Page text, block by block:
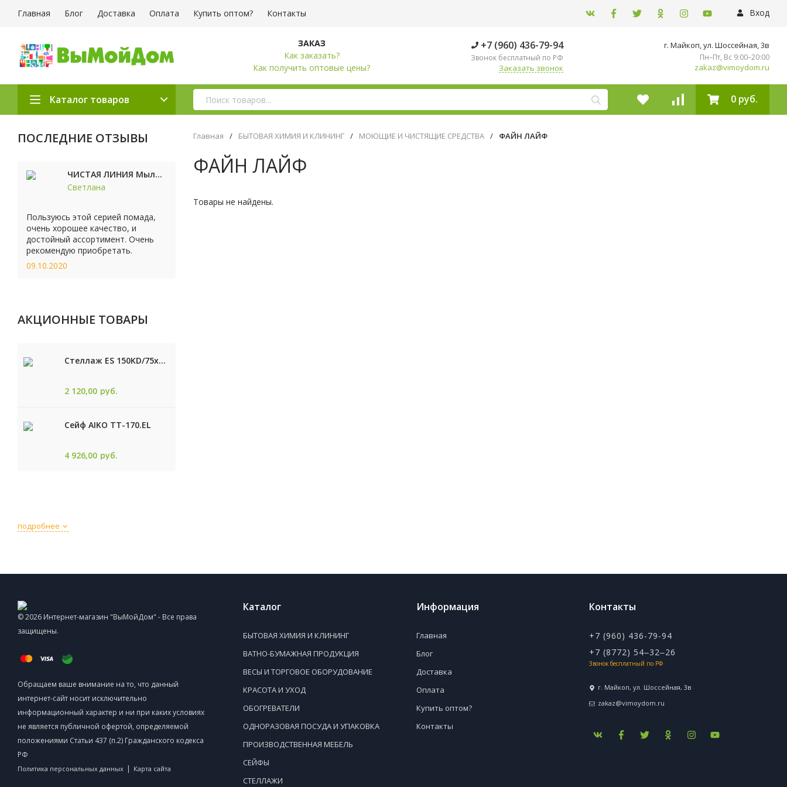
Главная Блог Доставка Оплата Купить оптом? Контакты Вход
ЗАКАЗ
Как заказать?
Как получить оптовые цены?
+7 (960) 436-79-94
Звонок бесплатный по РФ
Заказать звонок
г. Майкоп, ул. ​Шоссейная, 3в
Пн–Пт, Вс 9:00–20:00
zakaz@vimoydom.ru
Каталог товаров 0 руб.
ПОСЛЕДНИЕ ОТЗЫВЫ
ЧИСТАЯ ЛИНИЯ Мыло косметическое Персик 90г
Светлана
Пользуюсь этой серией помада,
очень хорошее качество, и
достойный ассортимент. Очень
рекомендую приобретать.
09.10.2020
АКЦИОННЫЕ ТОВАРЫ
Стеллаж ES 150KD/75x30/4 оцинк
2 120,00 руб.
Сейф AIKO TТ-170.EL
4 926,00 руб.
Главная / БЫТОВАЯ ХИМИЯ И КЛИНИНГ / МОЮЩИЕ И ЧИСТЯЩИЕ СРЕДСТВА / ФАЙН ЛАЙФ
ФАЙН ЛАЙФ
Товары не найдены.
подробнее
© 2026 Интернет-магазин "ВыМойДом" - Все права
защищены.
Обращаем ваше внимание на то, что данный
интернет-сайт носит исключительно
информационный характер и ни при каких условиях
не является публичной офертой, определяемой
положениями Статьи 437 (п.2) Гражданского кодекса
РФ
Политика персональных данных | Карта сайта
Каталог
БЫТОВАЯ ХИМИЯ И КЛИНИНГ
ВАТНО-БУМАЖНАЯ ПРОДУКЦИЯ
ВЕСЫ И ТОРГОВОЕ ОБОРУДОВАНИЕ
КРАСОТА И УХОД
ОБОГРЕВАТЕЛИ
ОДНОРАЗОВАЯ ПОСУДА И УПАКОВКА
ПРОИЗВОДСТВЕННАЯ МЕБЕЛЬ
СЕЙФЫ
СТЕЛЛАЖИ
Информация
Главная
Блог
Доставка
Оплата
Купить оптом?
Контакты
Контакты
+7 (960) 436-79-94
+7 (8772) 54‒32‒26
Звонок бесплатный по РФ
г. Майкоп, ул. ​Шоссейная, 3в
zakaz@vimoydom.ru